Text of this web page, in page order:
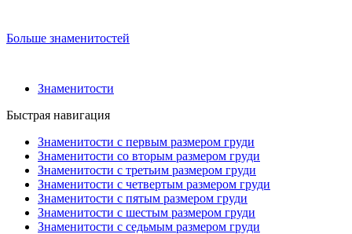
Больше знаменитостей
Знаменитости
Быстрая навигация
Знаменитости с первым размером груди
Знаменитости со вторым размером груди
Знаменитости с третьим размером груди
Знаменитости с четвертым размером груди
Знаменитости с пятым размером груди
Знаменитости с шестым размером груди
Знаменитости с седьмым размером груди